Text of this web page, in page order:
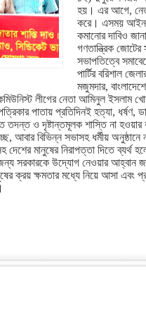
হয়। এর আগে,
করে। এসময় আইন
কমানোর দাবিও
গণতান্ত্রিক
সভাপতিত্বে
পার্টির বরিশাল
মজুমদার,
লীগের নেতা আমিনুল ইসলাম
পাতায় প্রতিদিনই হত্যা, ধর্ষণ,
তদন্ত ও দৃষ্টান্তমূলক শাস্তি না হওয়ার
আবার বিভিন্ন সভাসহ ধর্মীয় অনুষ্ঠানে
দেশের মানুষের নিরাপত্তা দিতে
সরকারকে উদ্যোগ নেওয়ার আহ্বান
ক্রয় ক্ষমতার মধ্যে নিয়ে আসা এবং